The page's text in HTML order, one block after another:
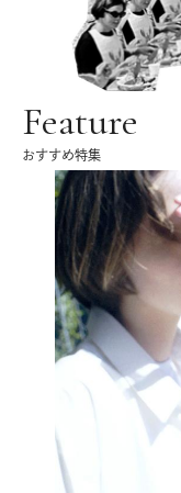
Feature
おすすめ特集